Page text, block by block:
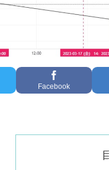
Facebook